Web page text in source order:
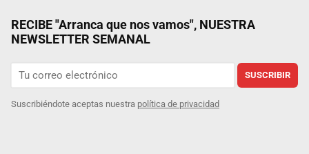
RECIBE "Arranca que nos vamos", NUESTRA
NEWSLETTER SEMANAL
SUSCRIBIR
Suscribiéndote aceptas nuestra política de privacidad